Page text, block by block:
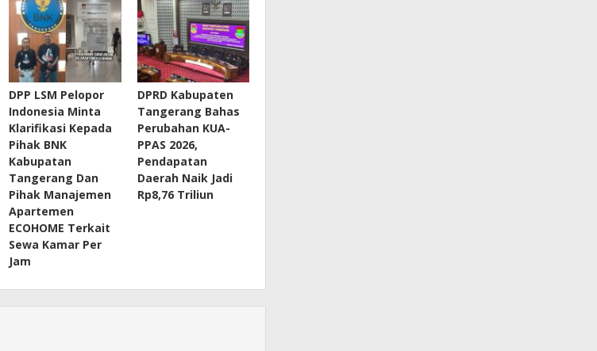
DPP LSM Pelopor
Indonesia Minta
Klarifikasi Kepada
Pihak BNK
Kabupatan
Tangerang Dan
Pihak Manajemen
Apartemen
ECOHOME Terkait
Sewa Kamar Per
Jam
DPRD Kabupaten
Tangerang Bahas
Perubahan KUA-
PPAS 2026,
Pendapatan
Daerah Naik Jadi
Rp8,76 Triliun